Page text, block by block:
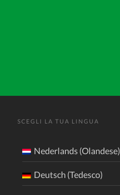
SCEGLI LA TUA LINGUA
Nederlands (Olandese)
Deutsch (Tedesco)